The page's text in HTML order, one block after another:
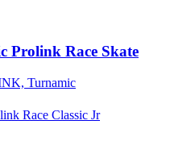
Prolink Race Skate
Turnamic